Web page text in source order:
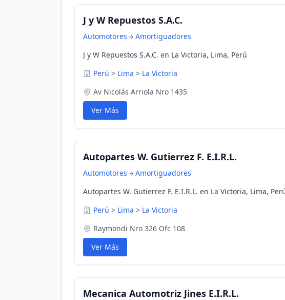
J y W Repuestos S.A.C.
Automotores
Amortiguadores
J y W Repuestos S.A.C. en La Victoria, Lima, Perú
Perú > Lima > La Victoria
Av Nicolás Arriola Nro 1435
Ver Más
Autopartes W. Gutierrez F. E.I.R.L.
Automotores
Amortiguadores
Autopartes W. Gutierrez F. E.I.R.L. en La Victoria, Lima,
Perú > Lima > La Victoria
Raymondi Nro 326 Ofc 108
Ver Más
Mecanica Automotriz Jines E.I.R.L.